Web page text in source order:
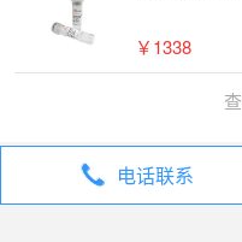
￥1338
全部分类 抗体
电话联系